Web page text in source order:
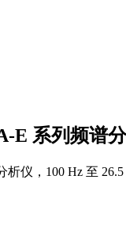
E 系列频谱
析仪，100 Hz 至